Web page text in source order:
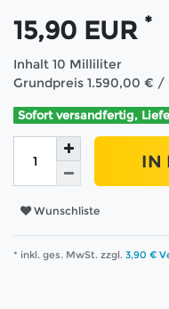
15,90 EUR *
Inhalt 10 Milliliter
Grundpreis 1.590,00 € /
Sofort versandfertig,
IN
Wunschliste
* inkl. ges. MwSt. zzgl. 3,90 €